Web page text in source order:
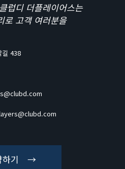
럽디 더플레이어스는
로 고객 여러분을
길 438
하기 →